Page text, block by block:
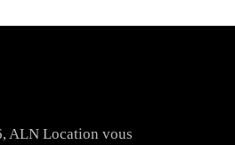
ALN Location vous